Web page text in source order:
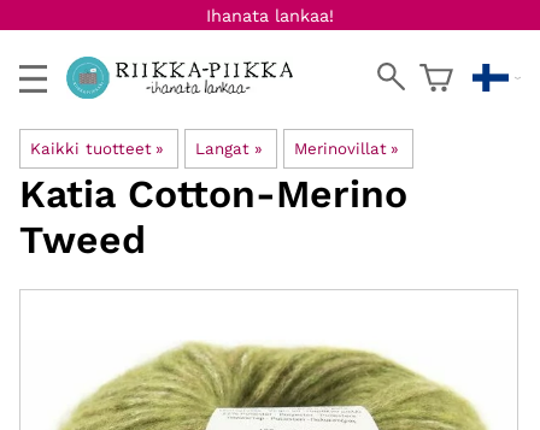
Ihanata lankaa!
Kaikki tuotteet ‪» Langat ‪» Merinovillat ‪»
Katia Cotton-Merino
Tweed